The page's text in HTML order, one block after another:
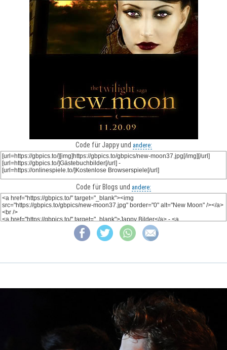
Code für Jappy und andere:
Code für Blogs und andere: